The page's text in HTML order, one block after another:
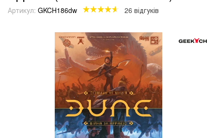
Артикул: GKCH186dw 26 відгуків